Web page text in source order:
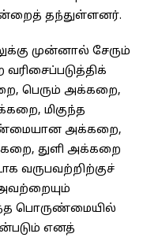
தந்துள்ளனர்.
முன்னால் சேரும்
பெரும் அக்கறை,
மிகுந்த
அக்கறை,
துளி அக்கறை
வருபவற்றிற்குச்
பொருண்மையில்
எனத்